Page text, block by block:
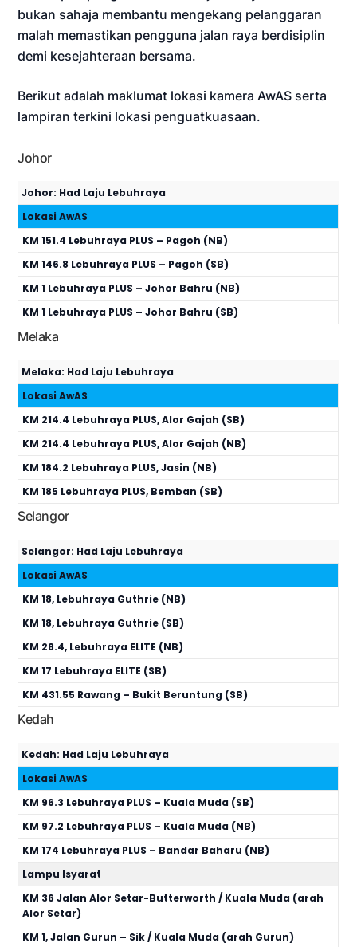
bukan sahaja membantu mengekang pelanggaran
malah memastikan pengguna jalan raya berdisiplin
demi kesejahteraan bersama.
Berikut adalah maklumat lokasi kamera AwAS serta
lampiran terkini lokasi penguatkuasaan.
Johor
Johor: Had Laju Lebuhraya
Lokasi AwAS
KM 151.4 Lebuhraya PLUS – Pagoh (NB)
KM 146.8 Lebuhraya PLUS – Pagoh (SB)
KM 1 Lebuhraya PLUS – Johor Bahru (NB)
KM 1 Lebuhraya PLUS – Johor Bahru (SB)
Melaka
Melaka: Had Laju Lebuhraya
Lokasi AwAS
KM 214.4 Lebuhraya PLUS, Alor Gajah (SB)
KM 214.4 Lebuhraya PLUS, Alor Gajah (NB)
KM 184.2 Lebuhraya PLUS, Jasin (NB)
KM 185 Lebuhraya PLUS, Bemban (SB)
Selangor
Selangor: Had Laju Lebuhraya
Lokasi AwAS
KM 18, Lebuhraya Guthrie (NB)
KM 18, Lebuhraya Guthrie (SB)
KM 28.4, Lebuhraya ELITE (NB)
KM 17 Lebuhraya ELITE (SB)
KM 431.55 Rawang – Bukit Beruntung (SB)
Kedah
Kedah: Had Laju Lebuhraya
Lokasi AwAS
KM 96.3 Lebuhraya PLUS – Kuala Muda (SB)
KM 97.2 Lebuhraya PLUS – Kuala Muda (NB)
KM 174 Lebuhraya PLUS – Bandar Baharu (NB)
Lampu Isyarat
KM 36 Jalan Alor Setar-Butterworth / Kuala Muda (arah
Alor Setar)
KM 1, Jalan Gurun – Sik / Kuala Muda (arah Gurun)